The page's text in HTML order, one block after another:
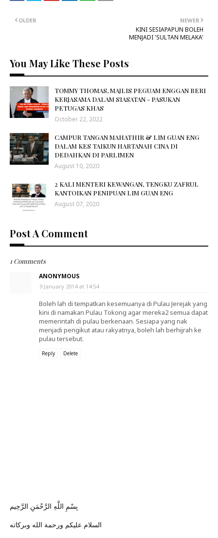
NEWER
KINI SESIAPAPUN BOLEH
MENJADI 'SULTAN MELAKA'
OLDER
You May Like These Posts
TOMMY THOMAS, MAJLIS PEGUAM ENGGAN BERI
KERJASAMA DALAM SIASATAN - PASUKAN
PETUGAS KHAS
October 22, 2022
CAMPUR TANGAN MAHATHIR & LIM GUAN ENG
DALAM KES TAIKUN HARTANAH CINA DI
DEDAHKAN DI PARLIMEN
August 10, 2020
2 KALI MENTERI KEWANGAN, TENGKU ZAFRUL
KANTOIKAN PENIPUAN LIM GUAN ENG
August 07, 2020
Post A Comment
1 Comments
ANONYMOUS
9 January 2014 at 14:54
Boleh lah di tempatkan kesemuanya di Pulau Jerejak yang
kini di namakan Pulau Tokong agar mereka2 semua dapat
memerintah di pulau berkenaan. Sesiapa yang nak
menjadi pengikut atau rakyatnya, boleh lah berhijrah ke
pulau tersebut.
Reply Delete
بِسْمِ اللَّهِ الرَّحْمَنِ الرَّحِيم
السلام عليكم ورحمة الله وبركاته